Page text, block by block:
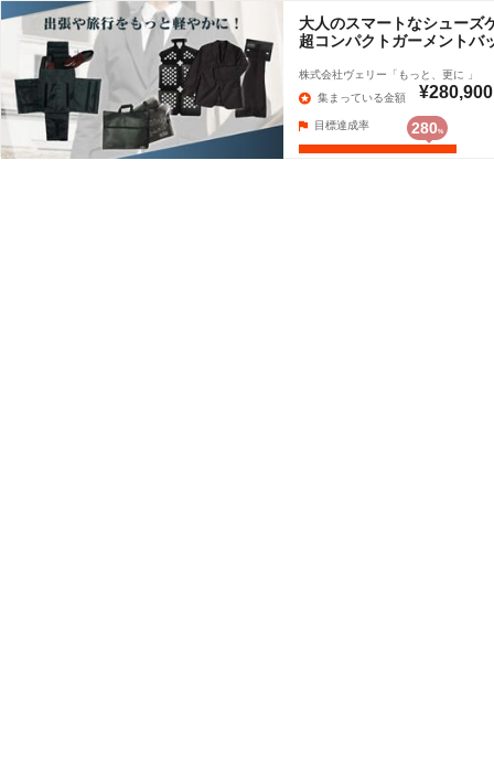
大人のスマートなシューズ
超コンパクトガーメント
株式会社ヴェリー「もっと、更に 」
集まっている金額
¥280,900
目標達成率 280%